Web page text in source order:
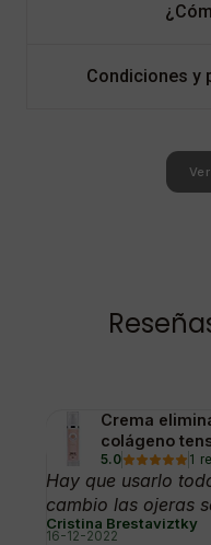
Condiciones y
Crema
colágeno
5.0 1
Hay que usarlo
cambio las ojeras
Cristina Brestaviztky
16-12-2022